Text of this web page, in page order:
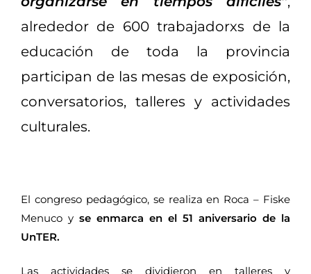
alrededor de 600 trabajadorxs de la
educación de toda la provincia
participan de las mesas de exposición,
conversatorios, talleres y actividades
culturales.
El congreso pedagógico, se realiza en Roca – Fiske
Menuco y se enmarca en el 51 aniversario de la
UnTER.
Las actividades se dividieron en talleres y